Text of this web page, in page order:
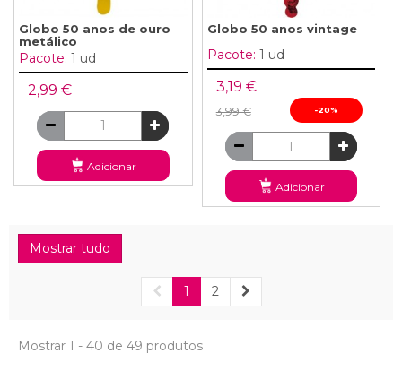
Globo 50 anos de ouro
metálico
Pacote: 1 ud
2,99 €
Adicionar
Globo 50 anos vintage
Pacote: 1 ud
3,19 €
3,99 € -20%
Adicionar
Mostrar tudo
1 2
Mostrar 1 - 40 de 49 produtos